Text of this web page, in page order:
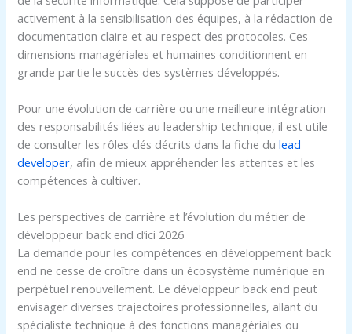
activement à la sensibilisation des équipes, à la rédaction de
documentation claire et au respect des protocoles. Ces
dimensions managériales et humaines conditionnent en
grande partie le succès des systèmes développés.
Pour une évolution de carrière ou une meilleure intégration
des responsabilités liées au leadership technique, il est utile
de consulter les rôles clés décrits dans la fiche dulead
developer, afin de mieux appréhender les attentes et les
compétences à cultiver.
Les perspectives de carrière et l’évolution du métier de
développeur back end d’ici 2026
La demande pour les compétences en développement back
end ne cesse de croître dans un écosystème numérique en
perpétuel renouvellement. Le développeur back end peut
envisager diverses trajectoires professionnelles, allant du
spécialiste technique à des fonctions managériales ou